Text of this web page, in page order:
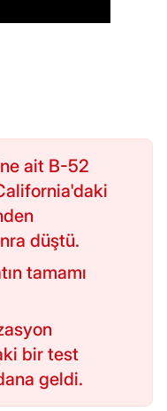
ait B-52
düştü.
tamamı
bir test
geldi.